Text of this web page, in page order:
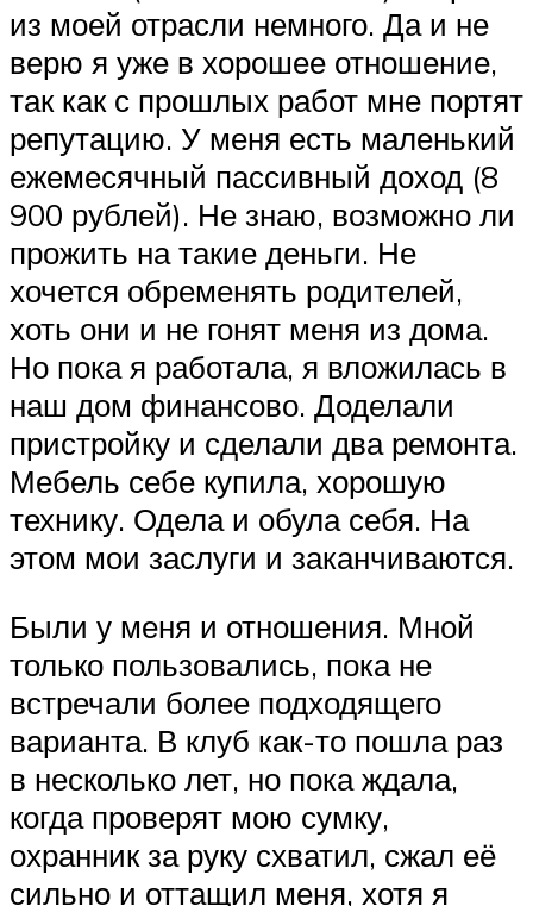
из моей отрасли немного. Да и не
верю я уже в хорошее отношение,
так как с прошлых работ мне портят
репутацию. У меня есть маленький
ежемесячный пассивный доход (8
900 рублей). Не знаю, возможно ли
прожить на такие деньги. Не
хочется обременять родителей,
хоть они и не гонят меня из дома.
Но пока я работала, я вложилась в
наш дом финансово. Доделали
пристройку и сделали два ремонта.
Мебель себе купила, хорошую
технику. Одела и обула себя. На
этом мои заслуги и заканчиваются.
Были у меня и отношения. Мной
только пользовались, пока не
встречали более подходящего
варианта. В клуб как-то пошла раз
в несколько лет, но пока ждала,
когда проверят мою сумку,
охранник за руку схватил, сжал её
сильно и оттащил меня, хотя я